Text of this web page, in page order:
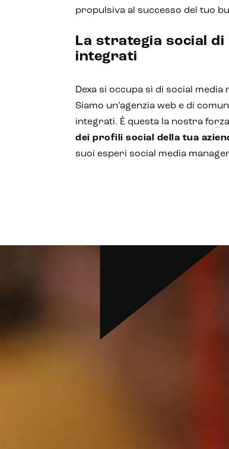
propulsiva al successo del tuo
La strategia social
integrati
Dexa si occupa sì di social
Siamo un’agenzia web e di
integrati. È questa la nostra
dei profili social della tua
suoi esperi social media